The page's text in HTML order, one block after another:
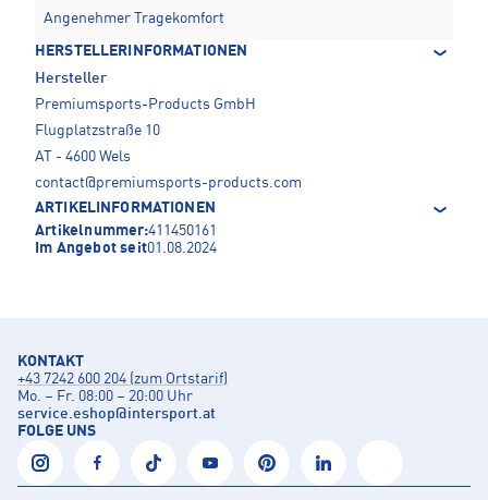
Angenehmer Tragekomfort
HERSTELLERINFORMATIONEN
Hersteller
Premiumsports-Products GmbH
Flugplatzstraße 10
AT - 4600 Wels
contact@premiumsports-products.com
ARTIKELINFORMATIONEN
Artikelnummer:411450161
Im Angebot seit01.08.2024
KONTAKT
+43 7242 600 204 (zum Ortstarif)
Mo. – Fr. 08:00 – 20:00 Uhr
service.eshop@intersport.at
FOLGE UNS